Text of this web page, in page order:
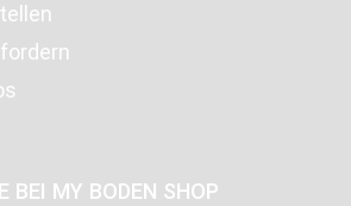
BEI MY BODEN SHOP